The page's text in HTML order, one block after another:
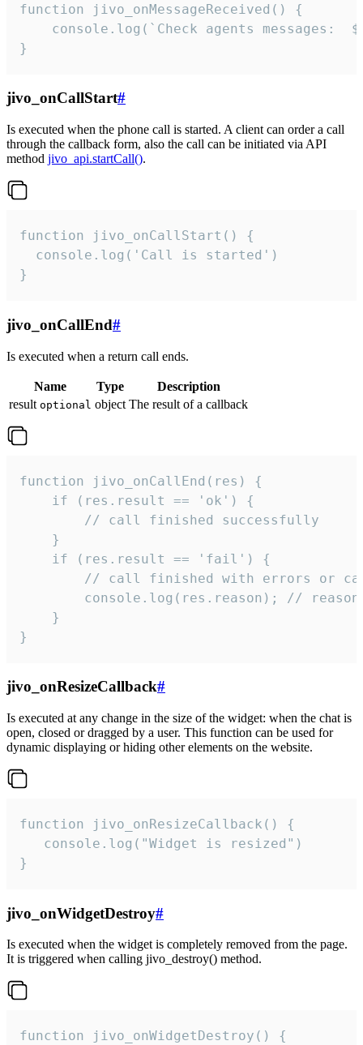
function jivo_onMessageReceived() {
}
jivo_onCallStart#
Is executed when the phone call is started. A client can order a call
through the callback form, also the call can be initiated via API
method jivo_api.startCall().
function jivo_onCallStart() {
  console.log('Call is started')
}
jivo_onCallEnd#
Is executed when a return call ends.
Name Type
Description
result optional object The result of a callback
function jivo_onCallEnd(res) {
    if (res.result == 'ok') {
        // call finished successfully
    }
    if (res.result == 'fail') {
// call finished with errors or
console.log(res.reason); //
    }
}
jivo_onResizeCallback#
Is executed at any change in the size of the widget: when the chat is
open, closed or dragged by a user. This function can be used for
dynamic displaying or hiding other elements on the website.
function jivo_onResizeCallback() {
   console.log("Widget is resized")
}
jivo_onWidgetDestroy#
Is executed when the widget is completely removed from the page.
It is triggered when calling jivo_destroy() method.
function jivo_onWidgetDestroy() {